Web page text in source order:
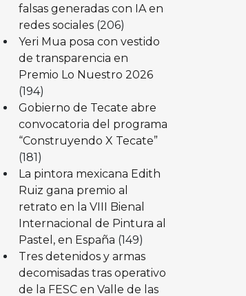
falsas generadas con IA en
redes sociales (206)
Yeri Mua posa con vestido
de transparencia en
Premio Lo Nuestro 2026
(194)
Gobierno de Tecate abre
convocatoria del programa
“Construyendo X Tecate”
(181)
La pintora mexicana Edith
Ruiz gana premio al
retrato en la VIII Bienal
Internacional de Pintura al
Pastel, en España (149)
Tres detenidos y armas
decomisadas tras operativo
de la FESC en Valle de las